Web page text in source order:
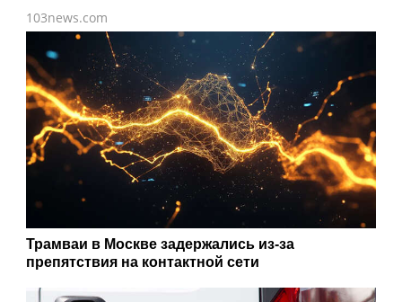
103news.com
Трамваи в Москве задержались из-за
препятствия на контактной сети